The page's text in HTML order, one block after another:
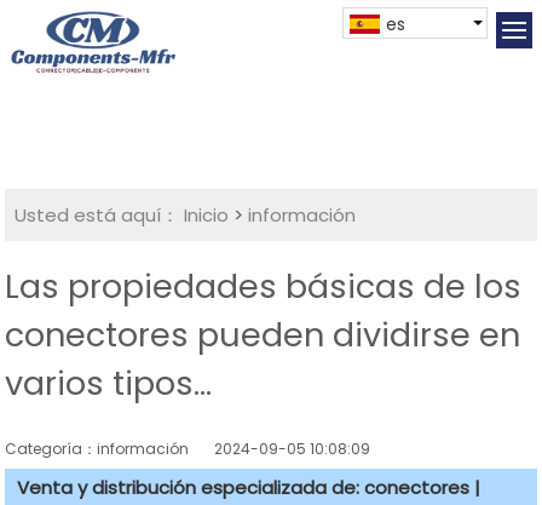
es
Usted está aquí： Inicio >información
Las propiedades básicas de los
conectores pueden dividirse en
varios tipos...
Categoría：información 2024-09-05 10:08:09
Venta y distribución especializada de: conectores |